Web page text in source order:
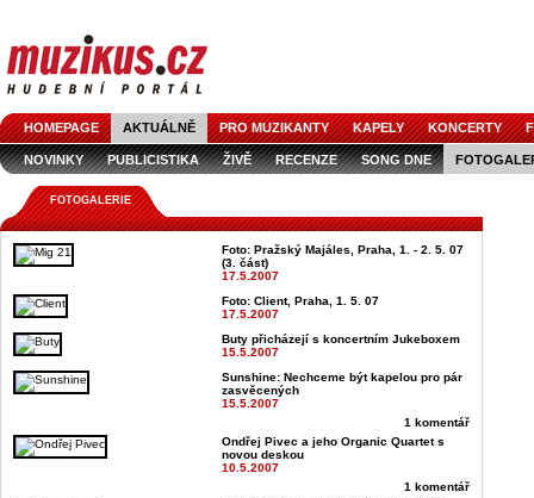
HOMEPAGE AKTUÁLNĚ PRO MUZIKANTY KAPELY KONCERTY
NOVINKY PUBLICISTIKA ŽIVĚ RECENZE SONG DNE
FOTOGALERIE
Foto: Pražský Majáles, Praha, 1. - 2. 5. 07
(3. část)
17.5.2007
Foto: Client, Praha, 1. 5. 07
17.5.2007
Buty přicházejí s koncertním Jukeboxem
15.5.2007
Sunshine: Nechceme být kapelou pro pár
zasvěcených
15.5.2007
1 komentář
Ondřej Pivec a jeho Organic Quartet s
novou deskou
10.5.2007
1 komentář